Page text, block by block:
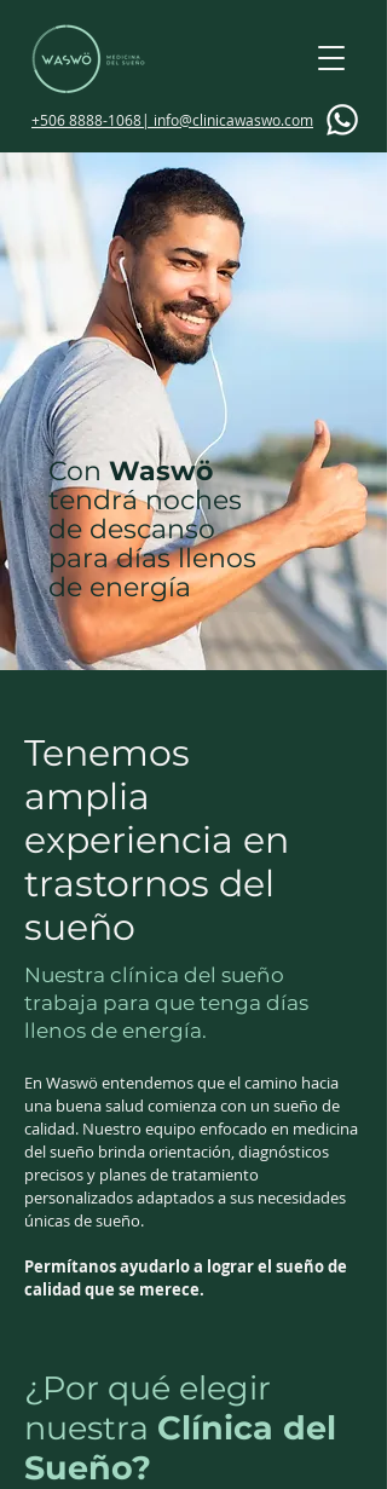
+506 8888-1068| info@clinicawaswo.com
Con Waswö
tendrá noches
de descanso
para días llenos
de energía
Tenemos
amplia
experiencia en
trastornos del
sueño
Nuestra clínica del sueño
trabaja para que tenga días
llenos de energía.
En Waswö entendemos que el camino hacia
una buena salud comienza con un sueño de
calidad. Nuestro equipo enfocado en medicina
del sueño brinda orientación, diagnósticos
precisos y planes de tratamiento
personalizados adaptados a sus necesidades
únicas de sueño.
Permítanos ayudarlo a lograr el sueño de
calidad que se merece.
¿Por qué elegir
nuestra Clínica del
Sueño?